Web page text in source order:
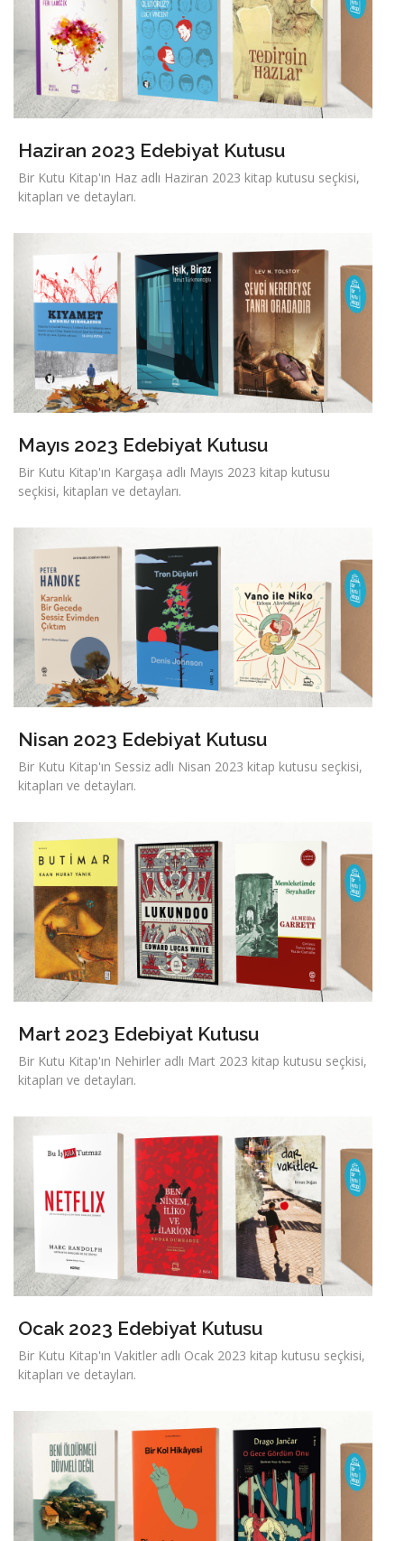
Haziran 2023 Edebiyat Kutusu
Bir Kutu Kitap'ın Haz adlı Haziran 2023 kitap kutusu seçkisi,
kitapları ve detayları.
Mayıs 2023 Edebiyat Kutusu
Bir Kutu Kitap'ın Kargaşa adlı Mayıs 2023 kitap kutusu
seçkisi, kitapları ve detayları.
Nisan 2023 Edebiyat Kutusu
Bir Kutu Kitap'ın Sessiz adlı Nisan 2023 kitap kutusu seçkisi,
kitapları ve detayları.
Mart 2023 Edebiyat Kutusu
Bir Kutu Kitap'ın Nehirler adlı Mart 2023 kitap kutusu seçkisi,
kitapları ve detayları.
Ocak 2023 Edebiyat Kutusu
Bir Kutu Kitap'ın Vakitler adlı Ocak 2023 kitap kutusu seçkisi,
kitapları ve detayları.